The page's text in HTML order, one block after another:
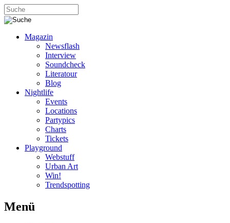
Magazin
Newsflash
Interview
Soundcheck
Literatour
Blog
Nightlife
Events
Locations
Partypics
Charts
Tickets
Playground
Webstuff
Urban Art
Win!
Trendspotting
Menü